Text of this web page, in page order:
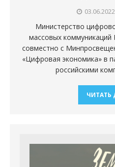
03.06.2022
Министерство
массовых коммуникаций
совместно с
«Цифровая экономика» в
российскими
ЧИТАТЬ